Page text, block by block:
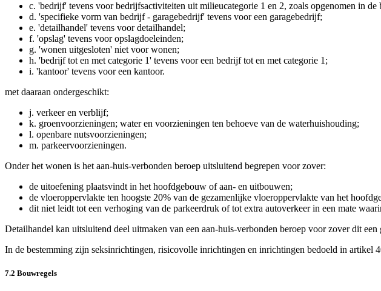
c. 'bedrijf' tevens voor bedrijfsactiviteiten uit milieucategorie 1 en 2, zoals opgenomen in
d. 'specifieke vorm van bedrijf - garagebedrijf' tevens voor een garagebedrijf;
e. 'detailhandel' tevens voor detailhandel;
f. 'opslag' tevens voor opslagdoeleinden;
g. 'wonen uitgesloten' niet voor wonen;
h. 'bedrijf tot en met categorie 1' tevens voor een bedrijf tot en met categorie 1;
i. 'kantoor' tevens voor een kantoor.
met daaraan ondergeschikt:
j. verkeer en verblijf;
k. groenvoorzieningen; water en voorzieningen ten behoeve van de waterhuishouding;
l. openbare nutsvoorzieningen;
m. parkeervoorzieningen.
Onder het wonen is het aan-huis-verbonden beroep uitsluitend begrepen voor zover:
de uitoefening plaatsvindt in het hoofdgebouw of aan- en uitbouwen;
de vloeroppervlakte ten hoogste 20% van de gezamenlijke vloeroppervlakte van het
dit niet leidt tot een verhoging van de parkeerdruk of tot extra autoverkeer in een mate
Detailhandel kan uitsluitend deel uitmaken van een aan-huis-verbonden beroep voor zover dit
In de bestemming zijn seksinrichtingen, risicovolle inrichtingen en inrichtingen bedoeld in artikel
7.2 Bouwregels